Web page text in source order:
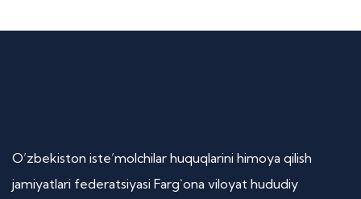
O’zbekiston iste’molchilar huquqlarini himoya qilish
jamiyatlari federatsiyasi Farg`ona viloyat hududiy